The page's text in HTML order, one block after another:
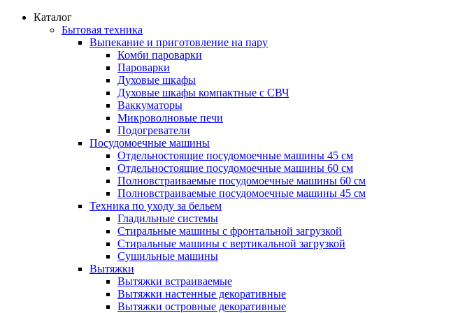
Каталог
Бытовая техника
Выпекание и приготовление на пару
Комби пароварки
Пароварки
Духовые шкафы
Духовые шкафы компактные с СВЧ
Ваккуматоры
Микроволновые печи
Подогреватели
Посудомоечные машины
Отдельностоящие посудомоечные машины 45 см
Отдельностоящие посудомоечные машины 60 см
Полновстраиваемые посудомоечные машины 60 см
Полновстраиваемые посудомоечные машины 45 см
Техника по уходу за бельем
Гладильные системы
Стиральные машины с фронтальной загрузкой
Стиральные машины с вертикальной загрузкой
Сушильные машины
Вытяжки
Вытяжки встраиваемые
Вытяжки настенные декоративные
Вытяжки островные декоративные